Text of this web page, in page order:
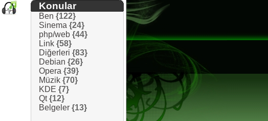
Konular
Ben {122}
Sinema {24}
php/web {44}
Link {58}
Diğerleri {83}
Debian {26}
Opera {39}
Müzik {70}
KDE {7}
Qt {12}
Belgeler {13}